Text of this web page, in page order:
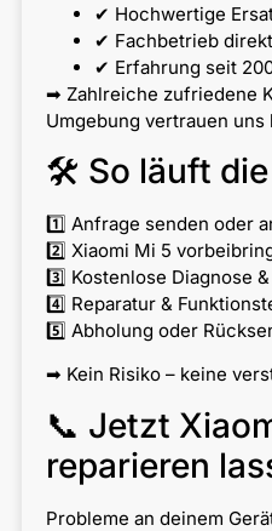
✔ Hochwertige
✔ Fachbetrieb
✔ Erfahrung seit
➡ Zahlreiche zufriedene
Umgebung vertrauen uns
🛠 So läuft
1️⃣ Anfrage senden oder
2️⃣ Xiaomi Mi 5
3️⃣ Kostenlose Diagnose
4️⃣ Reparatur &
5️⃣ Abholung oder
➡ Kein Risiko – keine
📞 Jetzt
reparieren
Probleme an deinem